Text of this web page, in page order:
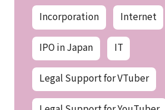
Incorporation Internet
IPO in Japan IT
Legal Support for VTuber